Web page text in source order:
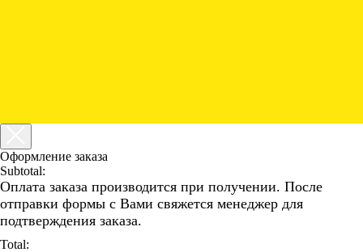
Оформление заказа
Subtotal:
Оплата заказа производится при получении. После
отправки формы с Вами свяжется менеджер для
подтверждения заказа.
Total: